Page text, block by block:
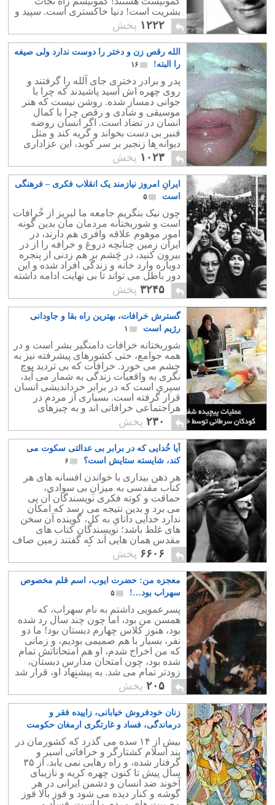
بشریت است! دنیا خاکستری است. سپید و
سیاه با هم! کسی چون نلسون ماندلا هم
خوبیهایی داشت و هم اشتباهاتی.این طبیعی
است. هر زمامدار و اصولا هر انسانی
خاکستری است. امروز در زهر عقرب هم
دوای بیماریها و سرطان یافت شده است!
شکی نیست که می توان درهر انسانی
خوبیهایی و بدیهایی جست. حال ما نباید زود
قضاوت کنیم و او را "بهترین" و یا "بد ترین"
بدانیم. دنیا خاکستری است. نه گرگ بد
است و نه میش خوب! این ماییم که
"قرارداد" می کنیم کدام خوب و کدام بد
است.
۱۲۲۲ پخش
الله رقص زن و دختر را دوست ندارد ولی صیغه
را البته!
۱۶
پدر و برادر دختری جای آلله را گرفتند و
روی چهره اش اسید پاشیدند که چرا با
جوانی دمساز شده. روشن نیست که هنر
موسیقی و شادی و رقص چرا با کمال
انسان در تضاد است. اگر انسان روضه
قنبر بی دست بخواند و گریه کند و مثل
دیوانه ها زنجیر بر سر کوبد، این عزاداری
کمال آور است؟! یعنی کمال از نظر تشیع
سادیسم است.
۱۰۲۳ پخش
ایرانِ امروز نیازمند یک انقلاب فکری – فرهنگی
است
۵
چون نیک بنگریم جامعه ما لبریز از خُرافات
است و شوربختانه مردمان مان بدین گونه
امور موهوم علاقه وافری هم دارند، در
ایران زمین چنانچه دروغ و خرافه را از در
بیرون کنید، در چَشم بر هم زدنی از پنجره
دوباره وارد خانه و زندگی افراد شده و این
دورِ باطل می تواند تا بی نهایت ادامه داشته
باشد۳۲۴۵ پخش
گسترش خرافات، بهترین راه بقا و جاودانی
رژیم است
۱
شوربختانه خرافات دامنگیر بشر است و در
همه جوامع، حتی کشورهای پیشرفته نیز به
چشم می خورد. خرافات که بی تردید پوچ
نگری به واقعیات زندگی به شمار می آید،
سپری است که در برابر خرداندیشی انسان
قرار گرفته است. بسیاری از مردم در
هراجتماعی خرافاتی اند و به چیزهای
موهوم و حتی مسخره نیز اعتقاد دارند،
۲۳۰ پخش
آیا خُدایی که در برابر بی عدالتی سکوت می
کند، شایسته ستایش است؟
۶
هر ذهن بیداری با خواندن افسانه های هر
کناب مقدسی به میزانِ بی سوادی،
حماقت و کوته فکری نویسندگان آن پی
می برد و بدین نتیجه می رسد که امکان
ندارد خدایی دانایِ به کل، گوینده آن سخن
های غلط باشد؛ نویسندگان کتاب های
مقدس همان هایی اَند که گفتند زمین صاف
است و از مارهایِ سخنگو، سخن به میان
آوردند!
۶۶۰۶ پخش
معجزه من: حضرت ایوب، اسم قلم مخصوص
سهراب بود…!
۵
پسرعمویی داشتم به نام سهراب، که
همسن من بود، اما چون چند سال رد شده
بود، هنوز کلاس چهارم دبستان بود! ما دو
نفر، بسیار با هم صمیمی بودیم، و زمانی
که من اخراج شدم، او هم امتحاناتش تمام
شده بود، چون امتحان مدارس دبستان،
زودتر تمام می شد. به پیشنهاد او، قرار شد
که از مدیر مدرسه انتقام بگیریم!
۲۰۵ پخش
زنان خودفروش خیابانی، زاییده فقر و
درماندگی، فساد و غارتگری ارمغان حکومت
اسلامی
بیش از ۱۴ سده می گذرد که کشورمان در
بند اسلام کشتارگر و خرافاتی اسیر و
گرفتار شده، و راه رهایی نمی یابد. از ۳۵
سال پیش تا کنون چهره کریه و نازیبای
آخوند ضد انسان و دشمن ایرانی در هر
گوشه و کنار دیده می شود و قوز بالا قوز